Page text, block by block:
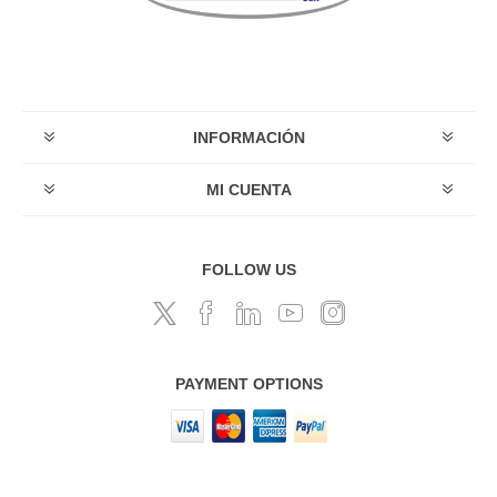
INFORMACIÓN
MI CUENTA
FOLLOW US
PAYMENT OPTIONS